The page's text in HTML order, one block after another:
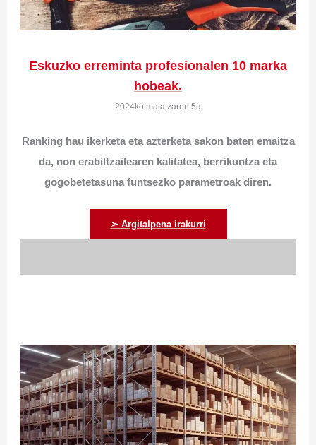
Eskuzko erreminta profesionalen 10 marka
hobeak.
2024ko maiatzaren 5a
Ranking hau ikerketa eta azterketa sakon baten emaitza
da, non erabiltzailearen kalitatea, berrikuntza eta
gogobetetasuna funtsezko parametroak diren.
➢ Argitalpena irakurri